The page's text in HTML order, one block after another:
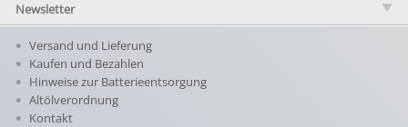
Newsletter
Versand und Lieferung
Kaufen und Bezahlen
Hinweise zur Batterieentsorgung
Altölverordnung
Kontakt